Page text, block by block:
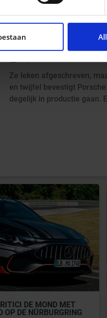
om functies voor
uw gebruik van onze
gegevens combineren
uw gebruik van hun
ELEKTRISCHE
DAN TOCH
Ze leken afgeschreven,
en twijfel bevestigt
degelijk in productie gaan.
DE MOND MET
OP DE NÜRBURGRING